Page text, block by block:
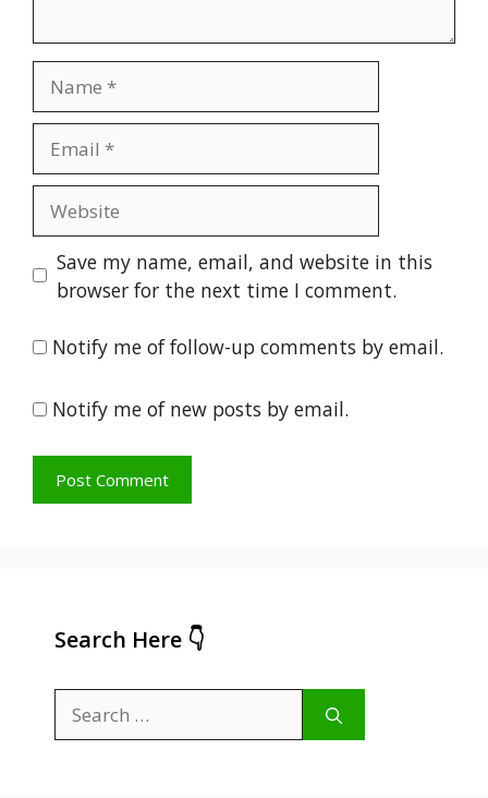
Name
Email
Website
Save my name, email, and website in this
browser for the next time I comment.
Notify me of follow-up comments by email.
Notify me of new posts by email.
Search Here 👇
Search
for: